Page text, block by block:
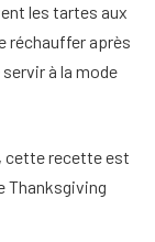
les tartes aux
réchauffer après
à la mode
cette recette est
Thanksgiving